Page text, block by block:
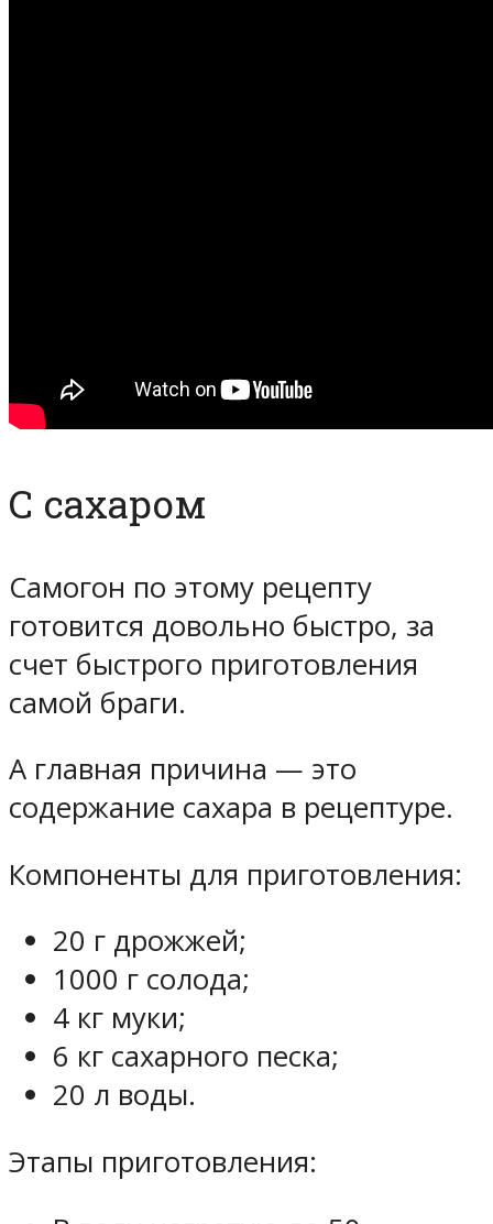
С сахаром
Самогон по этому рецепту
готовится довольно быстро, за
счет быстрого приготовления
самой браги.
А главная причина — это
содержание сахара в рецептуре.
Компоненты для приготовления:
20 г дрожжей;
1000 г солода;
4 кг муки;
6 кг сахарного песка;
20 л воды.
Этапы приготовления: